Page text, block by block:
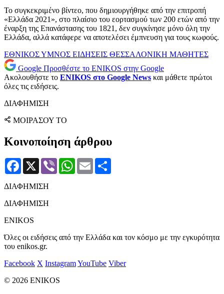
Το συγκεκριμένο βίντεο, που δημιουργήθηκε από την επιτροπή
«Ελλάδα 2021», στο πλαίσιο του εορτασμού των 200 ετών από την
έναρξη της Επανάστασης του 1821, δεν συγκίνησε μόνο όλη την
Ελλάδα, αλλά κατάφερε να αποτελέσει έμπνευση για τους κωφούς.
ΕΘΝΙΚΟΣ ΥΜΝΟΣ ΕΙΔΗΣΕΙΣ ΘΕΣΣΑΛΟΝΙΚΗ ΜΑΘΗΤΕΣ
Google Προσθέστε το ENIKOS στην Google
Ακολουθήστε το ENIKOS στο Google News και μάθετε πρώτοι
όλες τις ειδήσεις.
ΔΙΑΦΗΜΙΣΗ
ΜΟΙΡΑΣΟΥ ΤΟ
Κοινοποίηση άρθρου
Facebook
X Viber WhatsApp
Email
ΔΙΑΦΗΜΙΣΗ
ΔΙΑΦΗΜΙΣΗ
ENIKOS
Όλες οι ειδήσεις από την Ελλάδα και τον κόσμο με την εγκυρότητα
του enikos.gr.
Facebook X InstagramYouTube Viber
© 2026 ENIKOS